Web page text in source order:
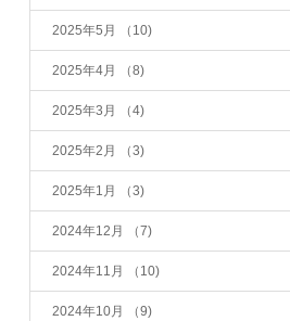
2025年5月 （10)
2025年4月 （8)
2025年3月 （4)
2025年2月 （3)
2025年1月 （3)
2024年12月 （7)
2024年11月 （10)
2024年10月 （9)